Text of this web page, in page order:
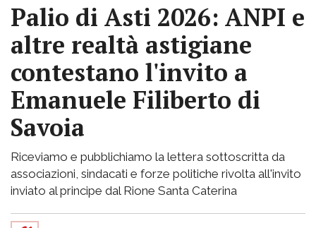
Palio di Asti 2026: ANPI e
altre realtà astigiane
contestano l'invito a
Emanuele Filiberto di
Savoia
Riceviamo e pubblichiamo la lettera sottoscritta da
associazioni, sindacati e forze politiche rivolta all'invito
inviato al principe dal Rione Santa Caterina